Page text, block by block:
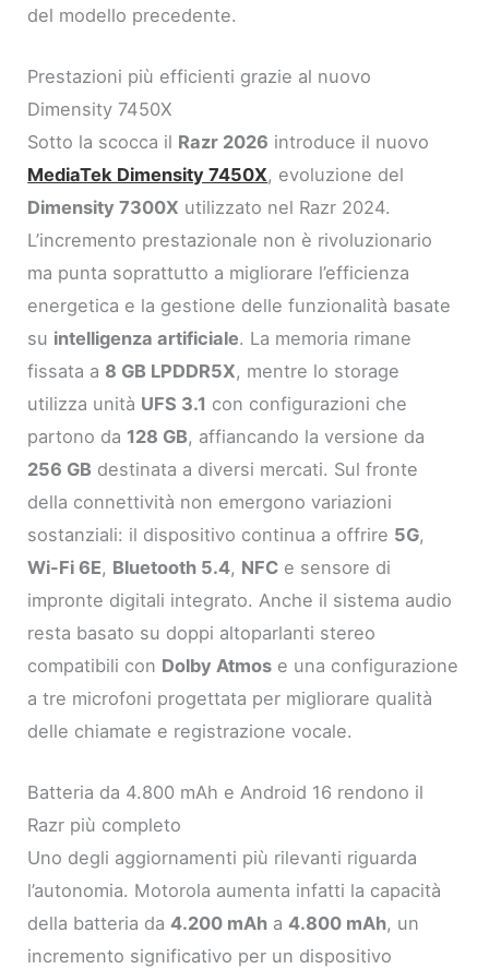
del modello precedente.
Prestazioni più efficienti grazie al nuovo
Dimensity 7450X
Sotto la scocca il Razr 2026 introduce il nuovo
MediaTek Dimensity 7450X, evoluzione del
Dimensity 7300X utilizzato nel Razr 2024.
L’incremento prestazionale non è rivoluzionario
ma punta soprattutto a migliorare l’efficienza
energetica e la gestione delle funzionalità basate
su intelligenza artificiale. La memoria rimane
fissata a 8 GB LPDDR5X, mentre lo storage
utilizza unità UFS 3.1 con configurazioni che
partono da 128 GB, affiancando la versione da
256 GB destinata a diversi mercati. Sul fronte
della connettività non emergono variazioni
sostanziali: il dispositivo continua a offrire 5G,
Wi-Fi 6E, Bluetooth 5.4, NFC e sensore di
impronte digitali integrato. Anche il sistema audio
resta basato su doppi altoparlanti stereo
compatibili con Dolby Atmos e una configurazione
a tre microfoni progettata per migliorare qualità
delle chiamate e registrazione vocale.
Batteria da 4.800 mAh e Android 16 rendono il
Razr più completo
Uno degli aggiornamenti più rilevanti riguarda
l’autonomia. Motorola aumenta infatti la capacità
della batteria da4.200 mAh a4.800 mAh, un
incremento significativo per un dispositivo